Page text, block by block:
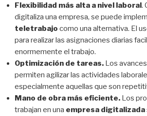
Flexibilidad más alta a nivel laboral.
digitaliza una empresa, se puede
teletrabajo como una alternativa. El
para realizar las asignaciones diarias
enormemente el trabajo.
Optimización de tareas. Los
permiten agilizar las actividades
especialmente aquellas que son
Mano de obra más eficiente. Los
trabajan en una empresa digitalizada